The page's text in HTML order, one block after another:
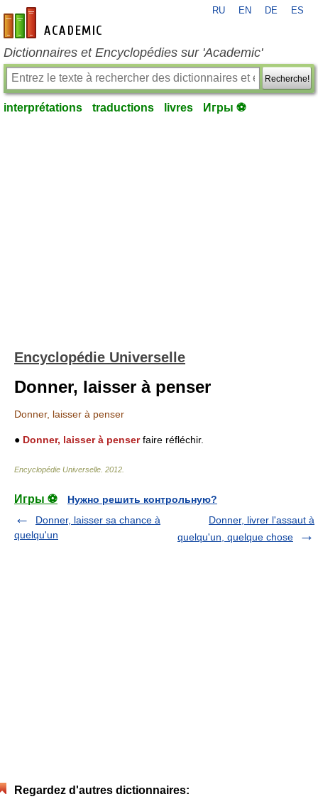
fr-academic.com
RU EN DE ES
Dictionnaires et Encyclopédies sur 'Academic'
Recherche!
interprétations traductions livres Игры ⚽
Encyclopédie Universelle
Donner, laisser à penser
Donner, laisser à penser
● Donner, laisser à penserfaire réfléchir.
Encyclopédie Universelle 2012
Игры ⚽
Нужно решить контрольную?
Donner, laisser sa chance à
quelqu'un
Donner, livrer l'assaut à
quelqu'un, quelque chose
Regardez d'autres dictionnaires: